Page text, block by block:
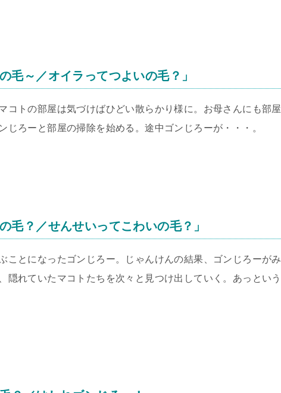
毛～／オイラってつよいの毛？」
コトの部屋は気づけばひどい散らかり様に。お母さんにも部屋
じろーと部屋の掃除を始める。途中ゴンじろーが・・・。
毛？／せんせいってこわいの毛？」
ことになったゴンじろー。じゃんけんの結果、ゴンじろーがみ
隠れていたマコトたちを次々と見つけ出していく。あっという